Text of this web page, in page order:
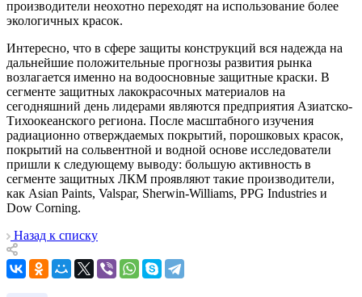
производители неохотно переходят на использование более
экологичных красок.
Интересно, что в сфере защиты конструкций вся надежда на
дальнейшие положительные прогнозы развития рынка
возлагается именно на водоосновные защитные краски. В
сегменте защитных лакокрасочных материалов на
сегодняшний день лидерами являются предприятия Азиатско-
Тихоокеанского региона. После масштабного изучения
радиационно отверждаемых покрытий, порошковых красок,
покрытий на сольвентной и водной основе исследователи
пришли к следующему выводу: большую активность в
сегменте защитных ЛКМ проявляют такие производители,
как Asian Paints, Valspar, Sherwin-Williams, PPG Industries и
Dow Corning.
Назад к списку